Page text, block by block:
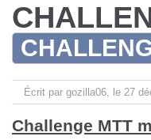
Écrit par gozilla06, le 27
Challenge MTT